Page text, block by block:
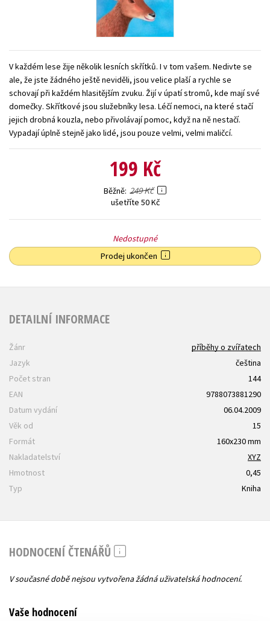
Zahraniční literatura
V každém lese žije několik lesních skřítků. I v tom vašem. Nedivte se
ale, že jste žádného ještě neviděli, jsou velice plaší a rychle se
schovají při každém hlasitějším zvuku. Žijí v úpatí stromů, kde mají své
domečky. Skřítkové jsou služebníky lesa. Léčí nemoci, na které stačí
jejich drobná kouzla, nebo přivolávají pomoc, když na ně nestačí.
Vypadají úplně stejně jako lidé, jsou pouze velmi, velmi maličcí.
199 Kč
Běžně 249 Kč
ušetříte 50 Kč
Nedostupné
Prodej ukončen
DETAILNÍ INFORMACE
Žánr
příběhy o zvířatech
Jazyk
čeština
Počet stran
144
EAN
9788073881290
Datum vydání
06.04.2009
Věk od
15
Formát
160x230 mm
Nakladatelství
XYZ
Hmotnost
0,45
Typ
Kniha
HODNOCENÍ ČTENÁŘŮ
V současné době nejsou vytvořena žádná uživatelská hodnocení.
Vaše hodnocení